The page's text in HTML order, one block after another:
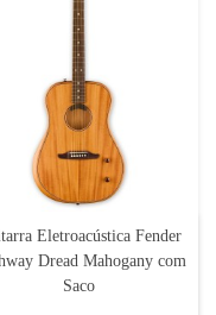
Eletroacústica Fender
Dread Mahogany com
Saco